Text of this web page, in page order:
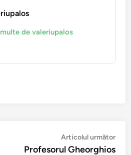
de valeriupalos
Articolul următor
Profesorul Gheorghios